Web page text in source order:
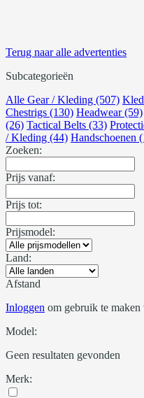
Terug naar alle advertenties
Subcategorieën
Alle Gear / Kleding (507)
Chestrigs (130) Headwear (59)
(26) Tactical Belts (33)
/ Kleding (44) Handschoenen
Zoeken:
Prijs vanaf:
Prijs tot:
Prijsmodel:
Land:
Afstand
Inloggen om gebruik te
Model:
Geen resultaten gevonden
Merk: